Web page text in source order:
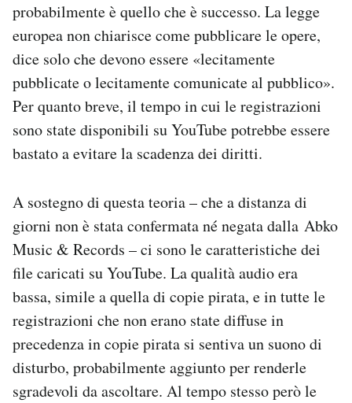
probabilmente è quello che è successo. La legge
europea non chiarisce come pubblicare le opere,
dice solo che devono essere «lecitamente
pubblicate o lecitamente comunicate al pubblico».
Per quanto breve, il tempo in cui le registrazioni
sono state disponibili su YouTube potrebbe essere
bastato a evitare la scadenza dei diritti.
A sostegno di questa teoria – che a distanza di
giorni non è stata confermata né negata dalla Abko
Music & Records – ci sono le caratteristiche dei
file caricati su YouTube. La qualità audio era
bassa, simile a quella di copie pirata, e in tutte le
registrazioni che non erano state diffuse in
precedenza in copie pirata si sentiva un suono di
disturbo, probabilmente aggiunto per renderle
sgradevoli da ascoltare. Al tempo stesso però le